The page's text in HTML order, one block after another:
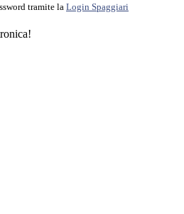
tramite la Login Spaggiari